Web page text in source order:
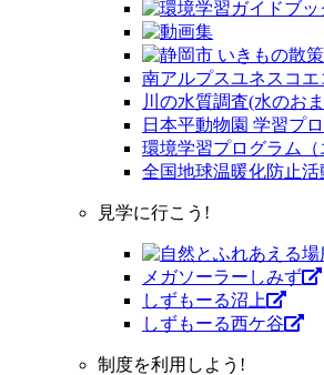
南アルプスユネスコ
川の水質調査(水のお
日本平動物園 学習プ
環境学習プログラム（
全国地球温暖化防止
見学に行こう!
メガソーラーしみず
しずもーる沼上
しずもーる⻄ケ谷
制度を利用しよう!